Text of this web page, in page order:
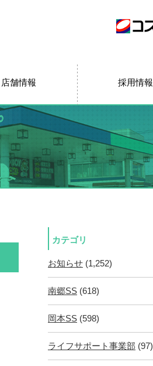
店舗情報 採用情報
カテゴリ
お知らせ (1,252)
南郷SS (618)
岡本SS (598)
ライフサポート事業部 (97)